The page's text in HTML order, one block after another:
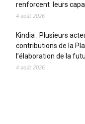
renforcent leurs
4 août 2026
Kindia : Plusieurs
contributions de la
l’élaboration de la
4 août 2026